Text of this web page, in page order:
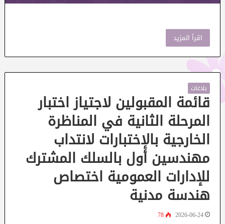
اقرأ المزيد
بلاغات
قائمة المقبولين لاجتياز اختبار
المرحلة الثانية في المناظرة
الخارجية بالإختبارات لانتداب
مهندسين أول بالسلك المشترك
للإدارات العمومية اختصاص
هندسة مدنية
2026-06-24
78